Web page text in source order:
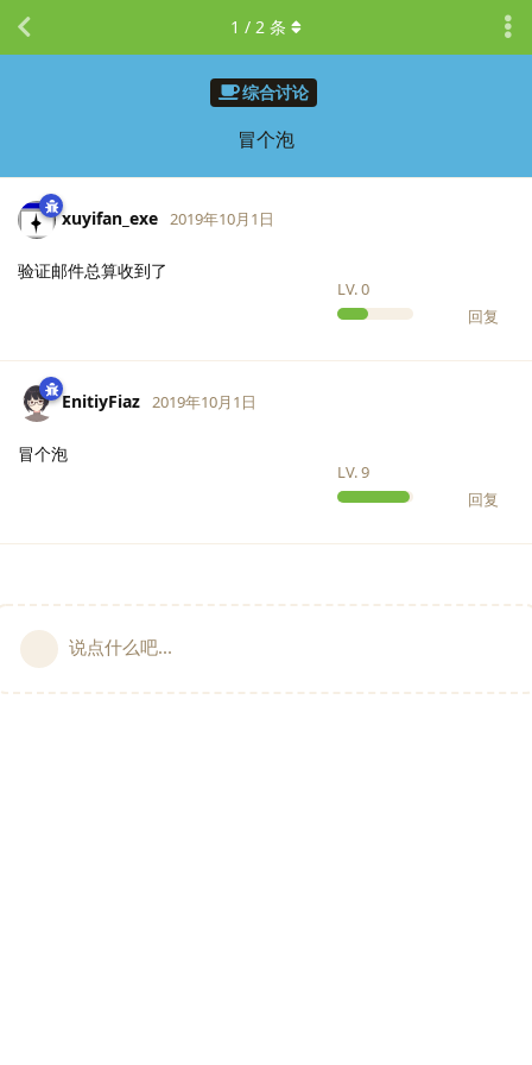
综合讨论
冒个泡
1 / 2 条
xuyifan_exe
LV.0
2019年10月1日
验证邮件总算收到了
回复
EnitiyFiaz
LV.9
2019年10月1日
冒个泡
回复
说点什么吧...